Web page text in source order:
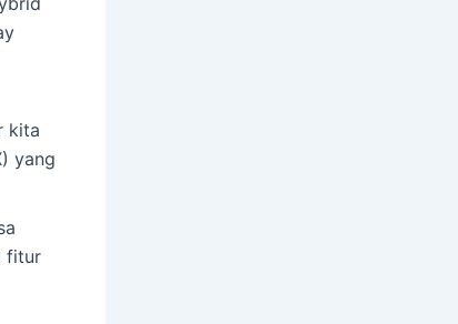
kita
yang
fitur